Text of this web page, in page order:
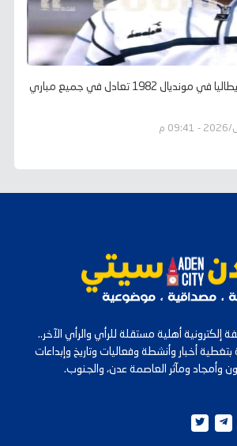
هل تعلم أن منتخب إيطاليا في مونديال 1982 تعادل في جميع مباري
أهلية مستقلة للرأي والرأي الآخر..
أخبار وأنشطة وفعاليات وتاريخ وإبداعات
ومآثر العاصمة عدن، والجنوب.